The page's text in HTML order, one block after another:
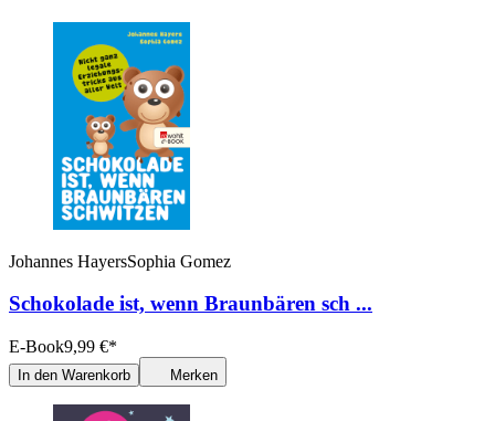
Johannes HayersSophia Gomez
Schokolade ist, wenn Braunbären sch ...
E-Book9,99 €*
In den Warenkorb Merken